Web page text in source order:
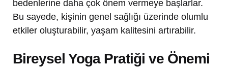
bedenlerine daha çok önem vermeye başlarlar.
Bu sayede, kişinin genel sağlığı üzerinde olumlu
etkiler oluşturabilir, yaşam kalitesini artırabilir.
Bireysel Yoga Pratiği ve Önemi